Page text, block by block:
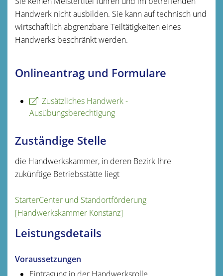
Handwerk nicht ausbilden. Sie kann auf technisch und
wirtschaftlich abgrenzbare Teiltätigkeiten eines
Handwerks beschränkt werden.
Onlineantrag und Formulare
Zusätzliches Handwerk -
Ausübungsberechtigung
Zuständige Stelle
die Handwerkskammer, in deren Bezirk Ihre
zukünftige Betriebsstätte liegt
StarterCenter und Standortförderung
[Handwerkskammer Konstanz]
Leistungsdetails
Voraussetzungen